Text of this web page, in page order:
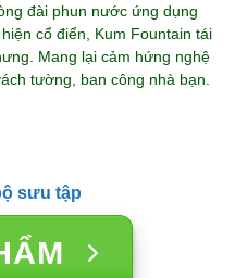
đài phun nước ứng dụng
cổ điển, Kum Fountain tái
Mang lại cảm hứng nghệ
tường, ban công nhà bạn.
sưu tập